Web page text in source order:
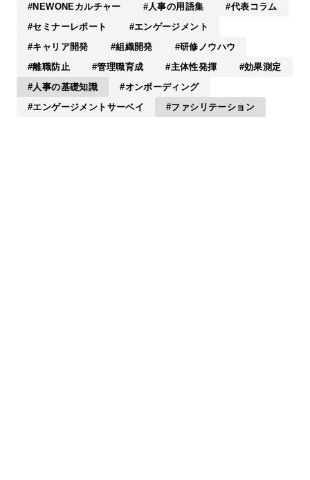
NEWONEカルチャー
人事の用語集
代表コラム
セミナーレポート
エンゲージメント
キャリア開発
組織開発
研修ノウハウ
離職防止
管理職育成 主体性発揮
効果測定
人事の基礎知識
オンボーディング
エンゲージメントサーベイ
ファシリテーション